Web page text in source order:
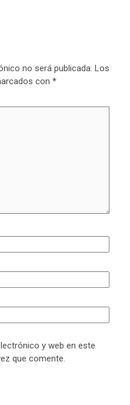
no será publicada. Los
con *
y web en este
que comente.